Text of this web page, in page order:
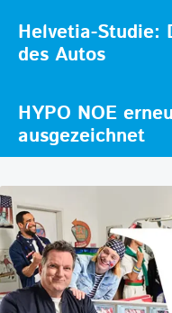
Helvetia-Studie:
des Autos
HYPO NOE
ausgezeichnet